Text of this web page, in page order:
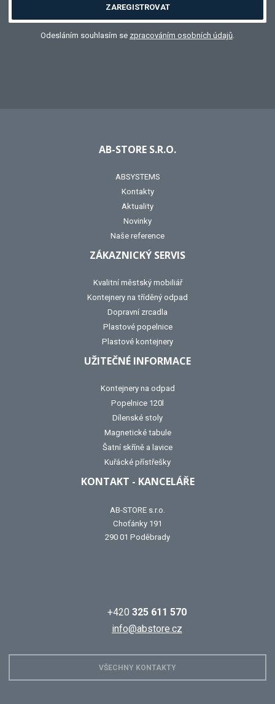
ZAREGISTROVAT
Odesláním souhlasím se zpracováním osobních údajů.
AB-STORE S.R.O.
ABSYSTEMS
Kontakty
Aktuality
Novinky
Naše reference
ZÁKAZNICKÝ SERVIS
Kvalitní městský mobiliář
Kontejnery na tříděný odpad
Dopravní zrcadla
Plastové popelnice
Plastové kontejnery
UŽITEČNÉ INFORMACE
Kontejnery na odpad
Popelnice 120l
Dílenské stoly
Magnetické tabule
Šatní skříně a lavice
Kuřácké přístřešky
KONTAKT - KANCELÁŘE
AB-STORE s.r.o.
Choťánky 191
290 01 Poděbrady
+420 325 611 570
info@abstore.cz
VŠECHNY KONTAKTY